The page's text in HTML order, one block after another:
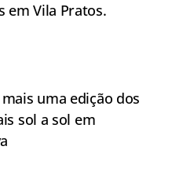
em Vila Pratos.
mais uma edição dos
sol a sol em